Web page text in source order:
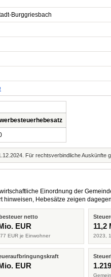
Burggriesbach
Für rechtsverbindliche Auskünfte
Einordnung der
hinweisen, Hebesätze zeigen
netto
EUR
EUR je Einwohner
11,2
2023,
EUR